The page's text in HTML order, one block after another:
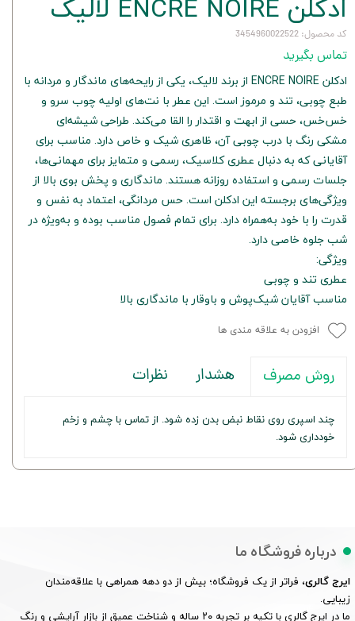
کد محصول: 3454960022522
تماس بگیرید
ادکلن ENCRE NOIRE از برند لالیک، یکی از رایحه‌های ماندگار و مردانه با
طبع چوبی، تند و مرموز است. این عطر با نت‌های اولیه چوب سرو و
خس‌خس، حسی از ابهت و اقتدار را القا می‌کند. طراحی شیشه‌ای
مشکی رنگ با درب چوبی آن، ظاهری شیک و خاص دارد. مناسب برای
آقایانی که به دنبال عطری کلاسیک، رسمی و متمایز برای مهمانی‌ها،
جلسات رسمی و استفاده روزانه هستند. ماندگاری و پخش بوی بالا از
ویژگی‌های برجسته این ادکلن است. حس مردانگی، اعتماد به نفس و
قدرت را با خود به‌همراه دارد. برای تمام فصول مناسب بوده و به‌ویژه در
شب جلوه خاصی دارد.
ویژگی:
عطری تند و چوبی
مناسب آقایان شیک‌پوش و باوقار با ماندگاری بالا
افزودن به علاقه مندی ها
روش مصرف هشدار نظرات
چند اسپری روی نقاط نبض بدن زده شود. از تماس با چشم و زخم
خودداری شود.
درباره فروشگاه ما
ایرج گالری، فراتر از یک فروشگاه؛ بیش از دو دهه همراهی با علاقه‌مندان
زیبایی.
ما در ایرج گالری با تکیه بر تجربه ۲۰ ساله و شناخت عمیق از بازار آرایشی و رنگ